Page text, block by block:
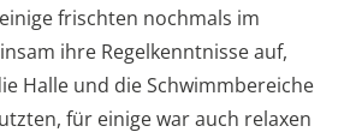
frischten nochmals im
ihre Regelkenntnisse auf,
Halle und die Schwimmbereiche
für einige war auch relaxen